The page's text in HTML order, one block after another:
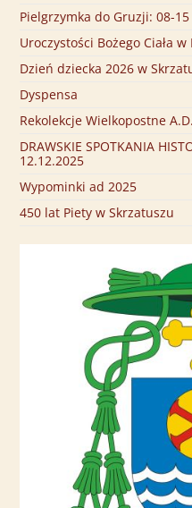
Pielgrzymka do Gruzji: 08-
Uroczystości Bożego Ciała
Dzień dziecka 2026 w
Dyspensa
Rekolekcje Wielkopostne
DRAWSKIE SPOTKANIA
12.12.2025
Wypominki ad 2025
450 lat Piety w Skrzatuszu